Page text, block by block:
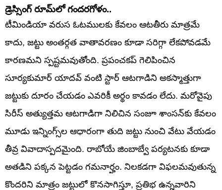
డ్రెస్సింగ్ రూమ్‌లో గందరగోళం..
టీమిండియా వరుస ఓటములకు కేవలం ఆటతీరు మాత్రమే
కాదు, జట్టు అంతర్గత వాతావరణం కూడా సరిగ్గా లేకపోవడమే
కారణమని స్పష్టమవుతోంది. ప్రపంచకప్ గెలిపించిన
సూర్యకుమార్ యాదవ్ వంటి స్టార్ ఆటగాడిని అకస్మాత్తుగా
జట్టుకు దూరం చేయడం ఎవరికీ అర్థం కావడం లేదు. మరోవైపు
సిరీస్ అత్యుత్తమ ఆటగాడిగా నిలిచిన సంజూ శాంసన్‌కు కేవలం
మూడు ఇన్నింగ్స్‌ల ఆధారంగా తుది జట్టు నుంచి వేటు వేయడం
తీవ్ర వివాదాస్పదమైంది. రాబోయే జింబాబ్వే పర్యటనకు కూడా
అతడిని పక్కన పెట్టడం గమనార్హం. నిలకడగా విఫలమవుతున్న
కొందరిని మాత్రం జట్టులో కొనసాగిస్తూ, ప్రతిభ ఉన్నవారిని